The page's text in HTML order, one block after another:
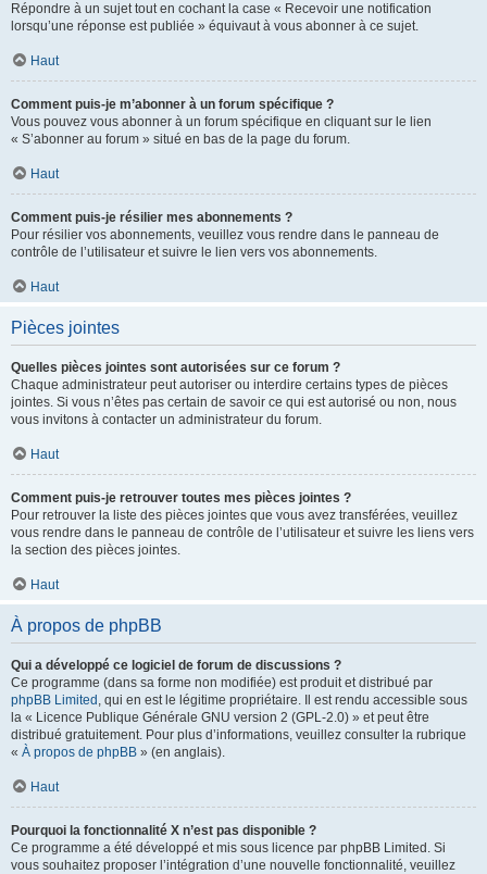
Répondre à un sujet tout en cochant la case « Recevoir une notification
lorsqu’une réponse est publiée » équivaut à vous abonner à ce sujet.
Haut
Comment puis-je m’abonner à un forum spécifique ?
Vous pouvez vous abonner à un forum spécifique en cliquant sur le lien
« S’abonner au forum » situé en bas de la page du forum.
Haut
Comment puis-je résilier mes abonnements ?
Pour résilier vos abonnements, veuillez vous rendre dans le panneau de
contrôle de l’utilisateur et suivre le lien vers vos abonnements.
Haut
Pièces jointes
Quelles pièces jointes sont autorisées sur ce forum ?
Chaque administrateur peut autoriser ou interdire certains types de pièces
jointes. Si vous n’êtes pas certain de savoir ce qui est autorisé ou non, nous
vous invitons à contacter un administrateur du forum.
Haut
Comment puis-je retrouver toutes mes pièces jointes ?
Pour retrouver la liste des pièces jointes que vous avez transférées, veuillez
vous rendre dans le panneau de contrôle de l’utilisateur et suivre les liens vers
la section des pièces jointes.
Haut
À propos de phpBB
Qui a développé ce logiciel de forum de discussions ?
Ce programme (dans sa forme non modifiée) est produit et distribué par
phpBB Limited , qui en est le légitime propriétaire. Il est rendu accessible sous
la « Licence Publique Générale GNU version 2 (GPL-2.0) » et peut être
distribué gratuitement. Pour plus d’informations, veuillez consulter la rubrique
« À propos de phpBB » (en anglais).
Haut
Pourquoi la fonctionnalité X n’est pas disponible ?
Ce programme a été développé et mis sous licence par phpBB Limited. Si
vous souhaitez proposer l’intégration d’une nouvelle fonctionnalité, veuillez